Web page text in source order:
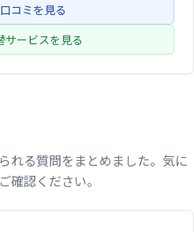
口コミを見る
サービスを見る
れる質問をまとめました。気に
確認ください。